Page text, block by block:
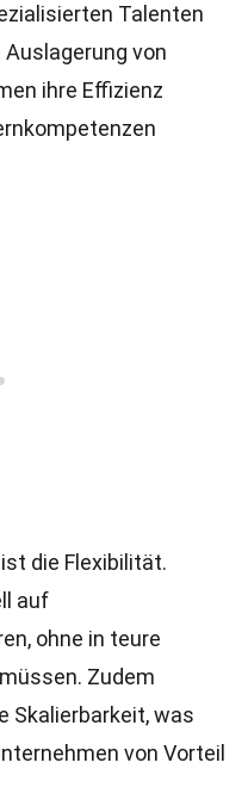
Talenten
Auslagerung von
ihre Effizienz
die Flexibilität.
auf
ohne in teure
Zudem
Skalierbarkeit, was
von Vorteil